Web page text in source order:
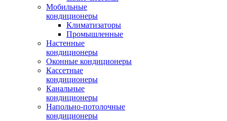
Мобильные
кондиционеры
Климатизаторы
Промышленные
Настенные
кондиционеры
Оконные кондиционеры
Кассетные
кондиционеры
Канальные
кондиционеры
Напольно-потолочные
кондиционеры